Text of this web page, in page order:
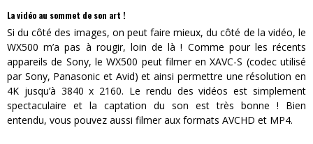
La vidéo au sommet de son art !
Si du côté des images, on peut faire mieux, du côté de la vidéo, le
WX500 m’a pas à rougir, loin de là ! Comme pour les récents
appareils de Sony, le WX500 peut filmer en XAVC-S (codec utilisé
par Sony, Panasonic et Avid) et ainsi permettre une résolution en
4K jusqu’à 3840 x 2160. Le rendu des vidéos est simplement
spectaculaire et la captation du son est très bonne ! Bien
entendu, vous pouvez aussi filmer aux formats AVCHD et MP4.